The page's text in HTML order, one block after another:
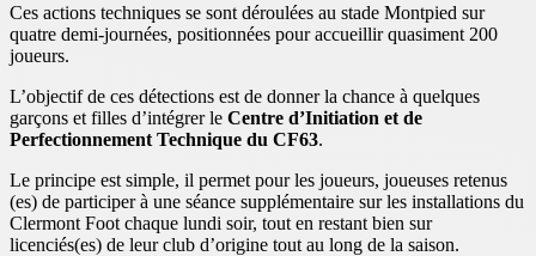
Ces actions techniques se sont déroulées au stade Montpied sur
quatre demi-journées, positionnées pour accueillir quasiment 200
joueurs.
L’objectif de ces détections est de donner la chance à quelques
garçons et filles d’intégrer le Centre d’Initiation et de
Perfectionnement Technique du CF63.
Le principe est simple, il permet pour les joueurs, joueuses retenus
(es) de participer à une séance supplémentaire sur les installations du
Clermont Foot chaque lundi soir, tout en restant bien sur
licenciés(es) de leur club d’origine tout au long de la saison.